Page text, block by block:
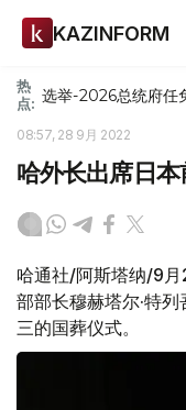
KAZINFORM
热
点: 选举-2026总统府任
08:57, 28 9月 2022
哈外长出席日
哈通社/阿斯塔纳/9
部部长穆赫塔尔·特
三的国葬仪式。